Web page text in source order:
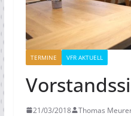
TERMINE VFR AKTUELL
21/03/2018 Thomas